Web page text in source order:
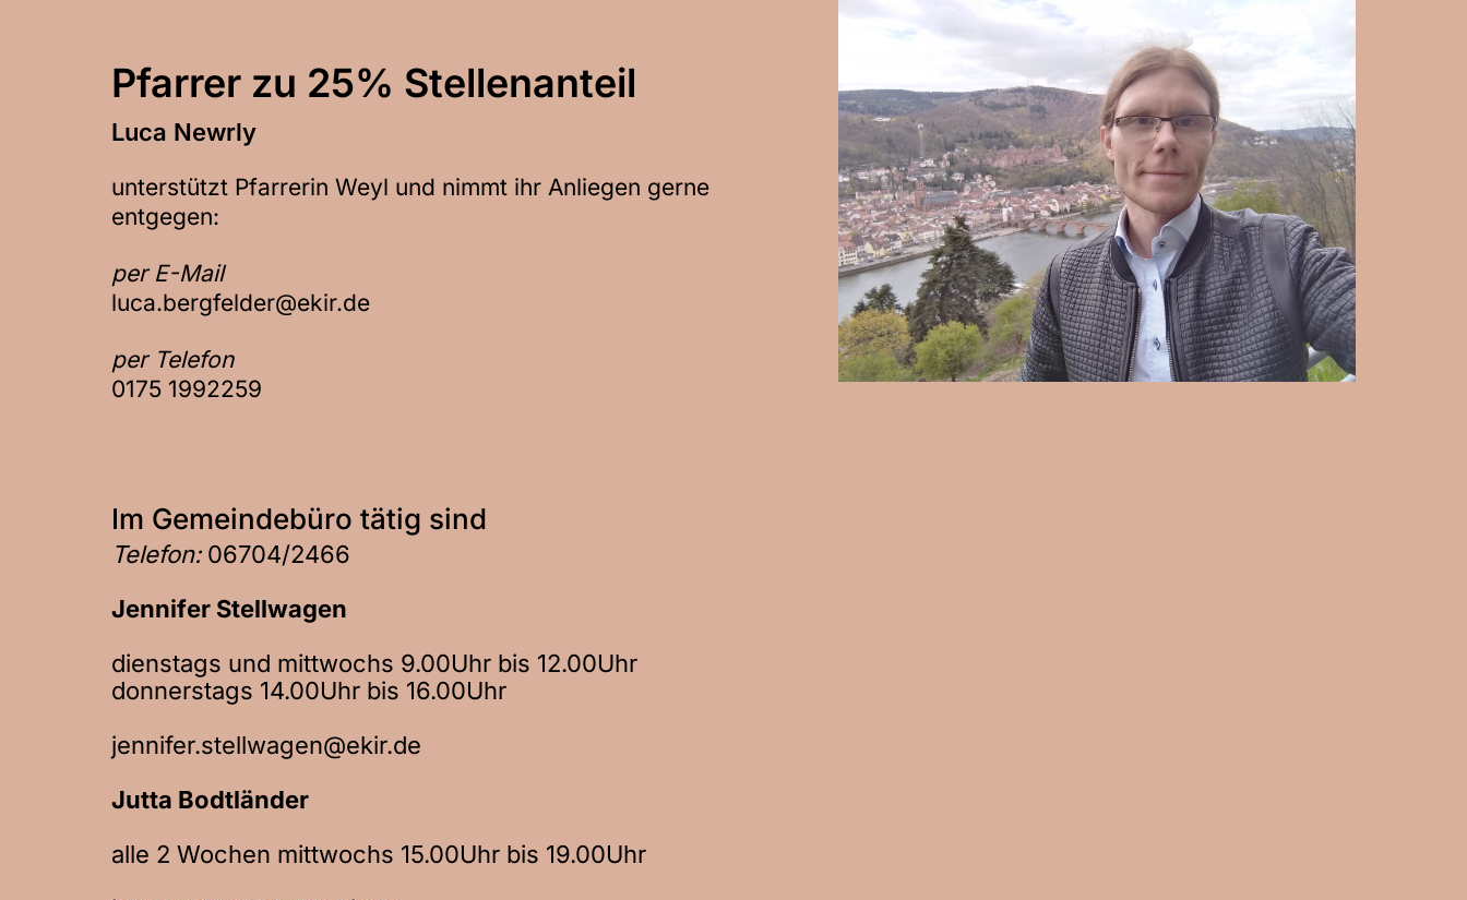
Pfarrer zu 25% Stellenanteil
Luca Newrly
unterstützt Pfarrerin Weyl und nimmt ihr Anliegen gerne
entgegen:
per E-Mail
luca.bergfelder@ekir.de
per Telefon
0175 1992259
Im Gemeindebüro tätig sind
Telefon: 06704/2466
Jennifer Stellwagen
dienstags und mittwochs 9.00Uhr bis 12.00Uhr
donnerstags 14.00Uhr bis 16.00Uhr
jennifer.stellwagen@ekir.de
Jutta Bodtländer
alle 2 Wochen mittwochs 15.00Uhr bis 19.00Uhr